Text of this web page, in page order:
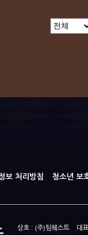
보 처리방침 청소년 보
상호 : (주)팀퀘스트 대